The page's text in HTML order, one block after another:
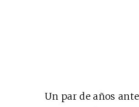
Un par de años